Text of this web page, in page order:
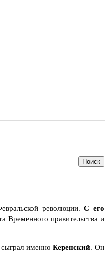
революции.С его
Временного правительства и
именноКеренский. Он